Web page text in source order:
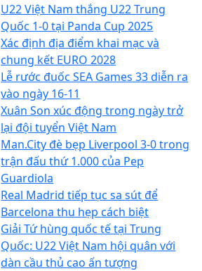
U22 Việt Nam thắng U22 Trung
Quốc 1-0 tại Panda Cup 2025
Xác định địa điểm khai mạc và
chung kết EURO 2028
Lễ rước đuốc SEA Games 33 diễn ra
vào ngày 16-11
Xuân Son xúc động trong ngày trở
lại đội tuyển Việt Nam
Man.City đè bẹp Liverpool 3-0 trong
trận đấu thứ 1.000 của Pep
Guardiola
Real Madrid tiếp tục sa sút để
Barcelona thu hẹp cách biệt
Giải Tứ hùng quốc tế tại Trung
Quốc: U22 Việt Nam hội quân với
dàn cầu thủ cao ấn tượng